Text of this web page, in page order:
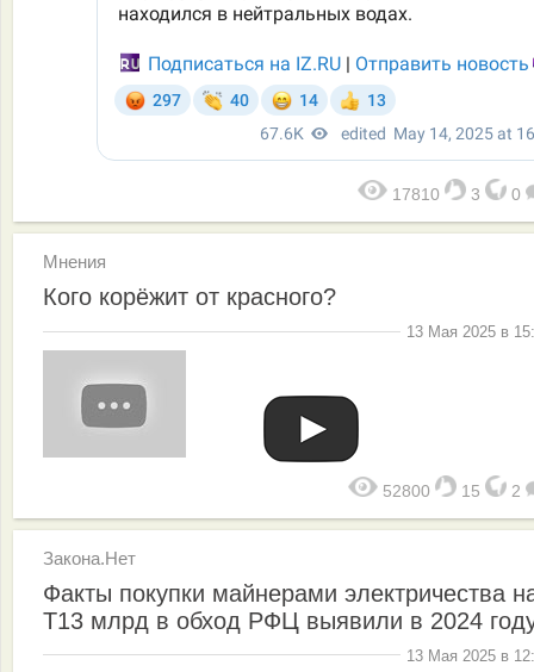
17810 3 0
Мнения
Кого корёжит от красного?
13 Мая 2025 в
52800 15 2
Закона.Нет
Факты покупки майнерами электричества
Т13 млрд в обход РФЦ выявили в 2024
13 Мая 2025 в